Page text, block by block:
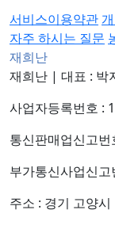
서비스이용약관
자주 하시는 질문
재희난
재희난 | 대표 : 박
사업자등록번호 :
통신판매업신고
부가통신사업신
주소 : 경기 고양